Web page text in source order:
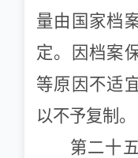
量由国家档
定。因档案
等原因不适
以不予复制。
第二十